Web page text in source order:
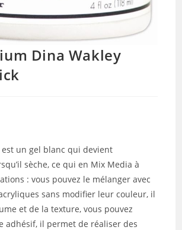
Dina Wakley
un gel blanc qui devient
sèche, ce qui en Mix Media à
: vous pouvez le mélanger avec
sans modifier leur couleur, il
et de la texture, vous pouvez
adhésif, il permet de réaliser des